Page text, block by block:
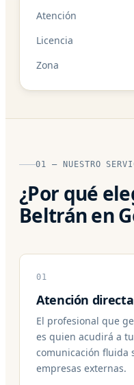
Atención
Licencia
Zona
01 — NUESTRO
¿Por qué
Beltrán en
01
Atención directa
El profesional que
es quien acudirá a
comunicación fluida
empresas externas.